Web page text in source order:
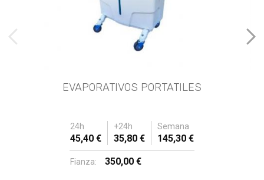
EVAPORATIVOS PORTATILES
24h +24h Semana
45,40 € 35,80 € 145,30 €
Fianza: 350,00 €
imágenes anteriores